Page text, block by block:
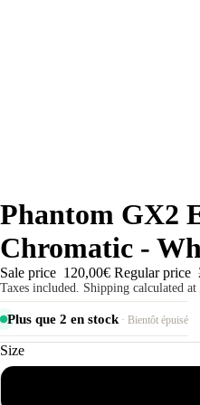
Phantom GX2
Chromatic -
Sale price 120,00€ Regular price
Taxes included. Shipping calculated at
Plus que 2 en stock· Bientôt épuisé
Size